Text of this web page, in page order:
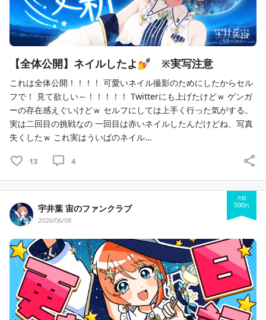
宙との思い出をたくさん作ってみませんか？
※住所をお伺いします。匿名配送は３か月に一度まとめて
のお届けです。
15，継続特典 ロケットネックレスプレゼント（🧡）
３か月ごとにロケットネックレスが届きます！
イベントにつけて行ったら目立てるかも！
毎月違う顔のういばをプレゼント！
※住所をお伺いします。匿名配送は３か月に一度まとめて
のお届けです。
16，宙の時間30分プレゼント 実写通話（🤍）
首から下の実写で宙の時間をプレゼント！
キミのためにおしゃれしちゃおうかな…？♡
※この通話は品質向上、規約違反防止のため録音させてい
ただきます。
16ー1，宙との個別チャット欄解放！（🤍）
ディスコードサーバーで個別チャット欄が解放されま
す！
残しておきたい思い出や、個別に報告したいことを送
ることができます！
たまに返事が返ってくることも！
【全体公開】ネイルしたよ💅 ※実写注意
これは全体公開！！！！ 可愛いネイル撮影のためにしたからセル
フで！ 見て欲しい～！！！！！ Twitterにも上げたけどｗ ゲンガ
ーの存在感えぐいけどｗ セルフにしては上手く行った気がする。
実は二回目の挑戦なの 一回目は赤いネイルしたんだけどね、写真
失くしたｗ これ実はういばのネイル...
13 4
宇井葉 宙のファンクラブ
2026/06/08
月額
500円